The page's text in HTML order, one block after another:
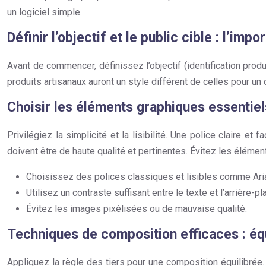
un logiciel simple.
Définir l’objectif et le public cible :
Avant de commencer, définissez l’objectif (identification
produits artisanaux auront un style différent de celles pour
Choisir les éléments graphiques
Privilégiez la simplicité et la lisibilité. Une police claire et
doivent être de haute qualité et pertinentes. Évitez les
Choisissez des polices classiques et lisibles comme
Utilisez un contraste suffisant entre le texte et l’arrière-
Évitez les images pixélisées ou de mauvaise qualité.
Techniques de composition efficaces :
Appliquez la règle des tiers pour une composition